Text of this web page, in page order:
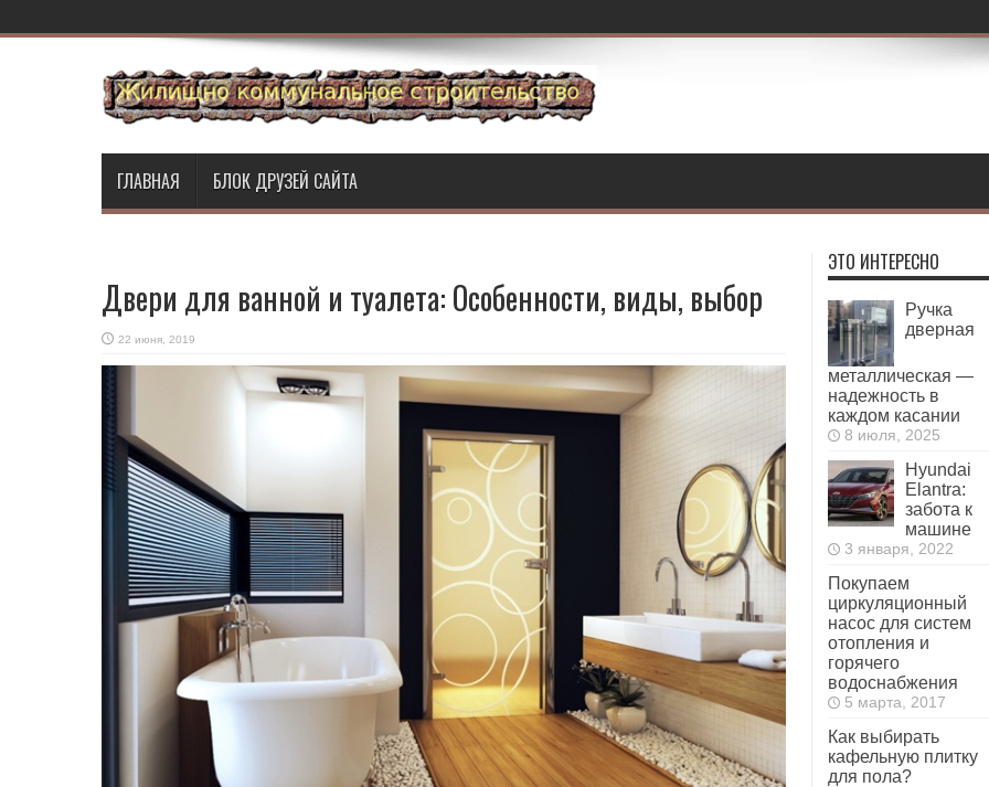
ГЛАВНАЯ БЛОК ДРУЗЕЙ САЙТА
Двери для ванной и туалета: Особенности, виды, выбор
22 июня, 2019
ЭТО ИНТЕРЕСНО
Ручка
дверная
металлическая —
надежность в
каждом касании
8 июля, 2025
Hyundai
Elantra:
забота к
машине
3 января, 2022
Покупаем
циркуляционный
насос для систем
отопления и
горячего
водоснабжения
5 марта, 2017
Как выбирать
кафельную плитку
для пола?